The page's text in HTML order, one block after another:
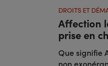
Affection
prise en
DROITS ET
Que signifie
non